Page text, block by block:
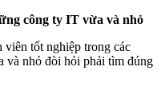
công ty IT vừa và nhỏ
viên tốt nghiệp trong các
và nhỏ đòi hỏi phải tìm đúng